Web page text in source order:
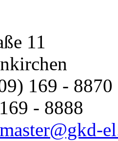
11
169 - 8870
- 8888